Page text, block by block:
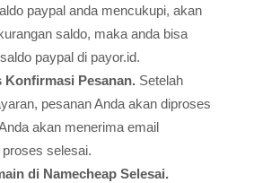
paypal anda mencukupi, akan
saldo, maka anda bisa
paypal di payor.id.
Konfirmasi Pesanan. Setelah
pesanan Anda akan diproses
akan menerima email
selesai.
di Namecheap Selesai.